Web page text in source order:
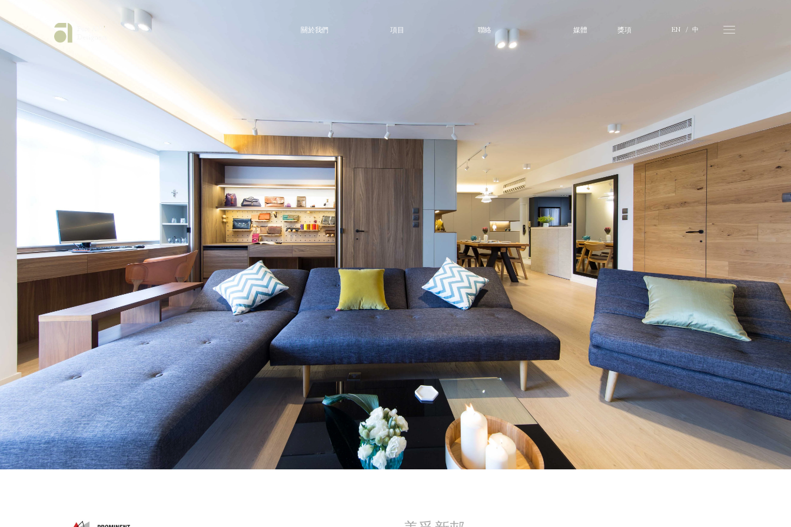
關於我們 項目 聯絡 媒體 獎項 EN
   /
中